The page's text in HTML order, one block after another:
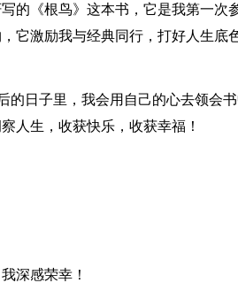
的《根鸟》这本书，它是我第一次
它激励我与经典同行，打好人生底
的日子里，我会用自己的心去领会
人生，收获快乐，收获幸福！
深感荣幸！